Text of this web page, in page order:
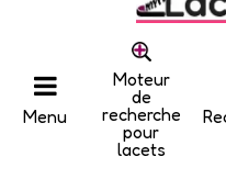
Menu
Moteur
de
recherche
pour
lacets